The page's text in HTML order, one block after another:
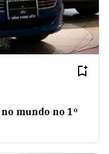
mundo no 1º